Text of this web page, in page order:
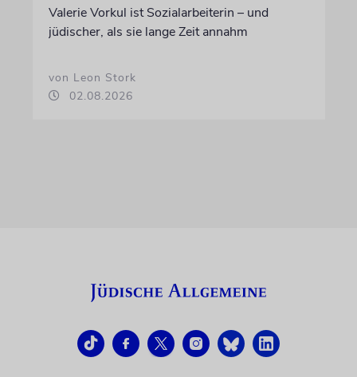
Valerie Vorkul ist Sozialarbeiterin – und
jüdischer, als sie lange Zeit annahm
von Leon Stork
02.08.2026